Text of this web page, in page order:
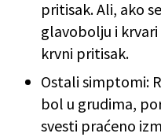
pritisak. Ali, ako
glavobolju i
krvni pritisak.
Ostali simptomi:
bol u grudima,
svesti praćeno